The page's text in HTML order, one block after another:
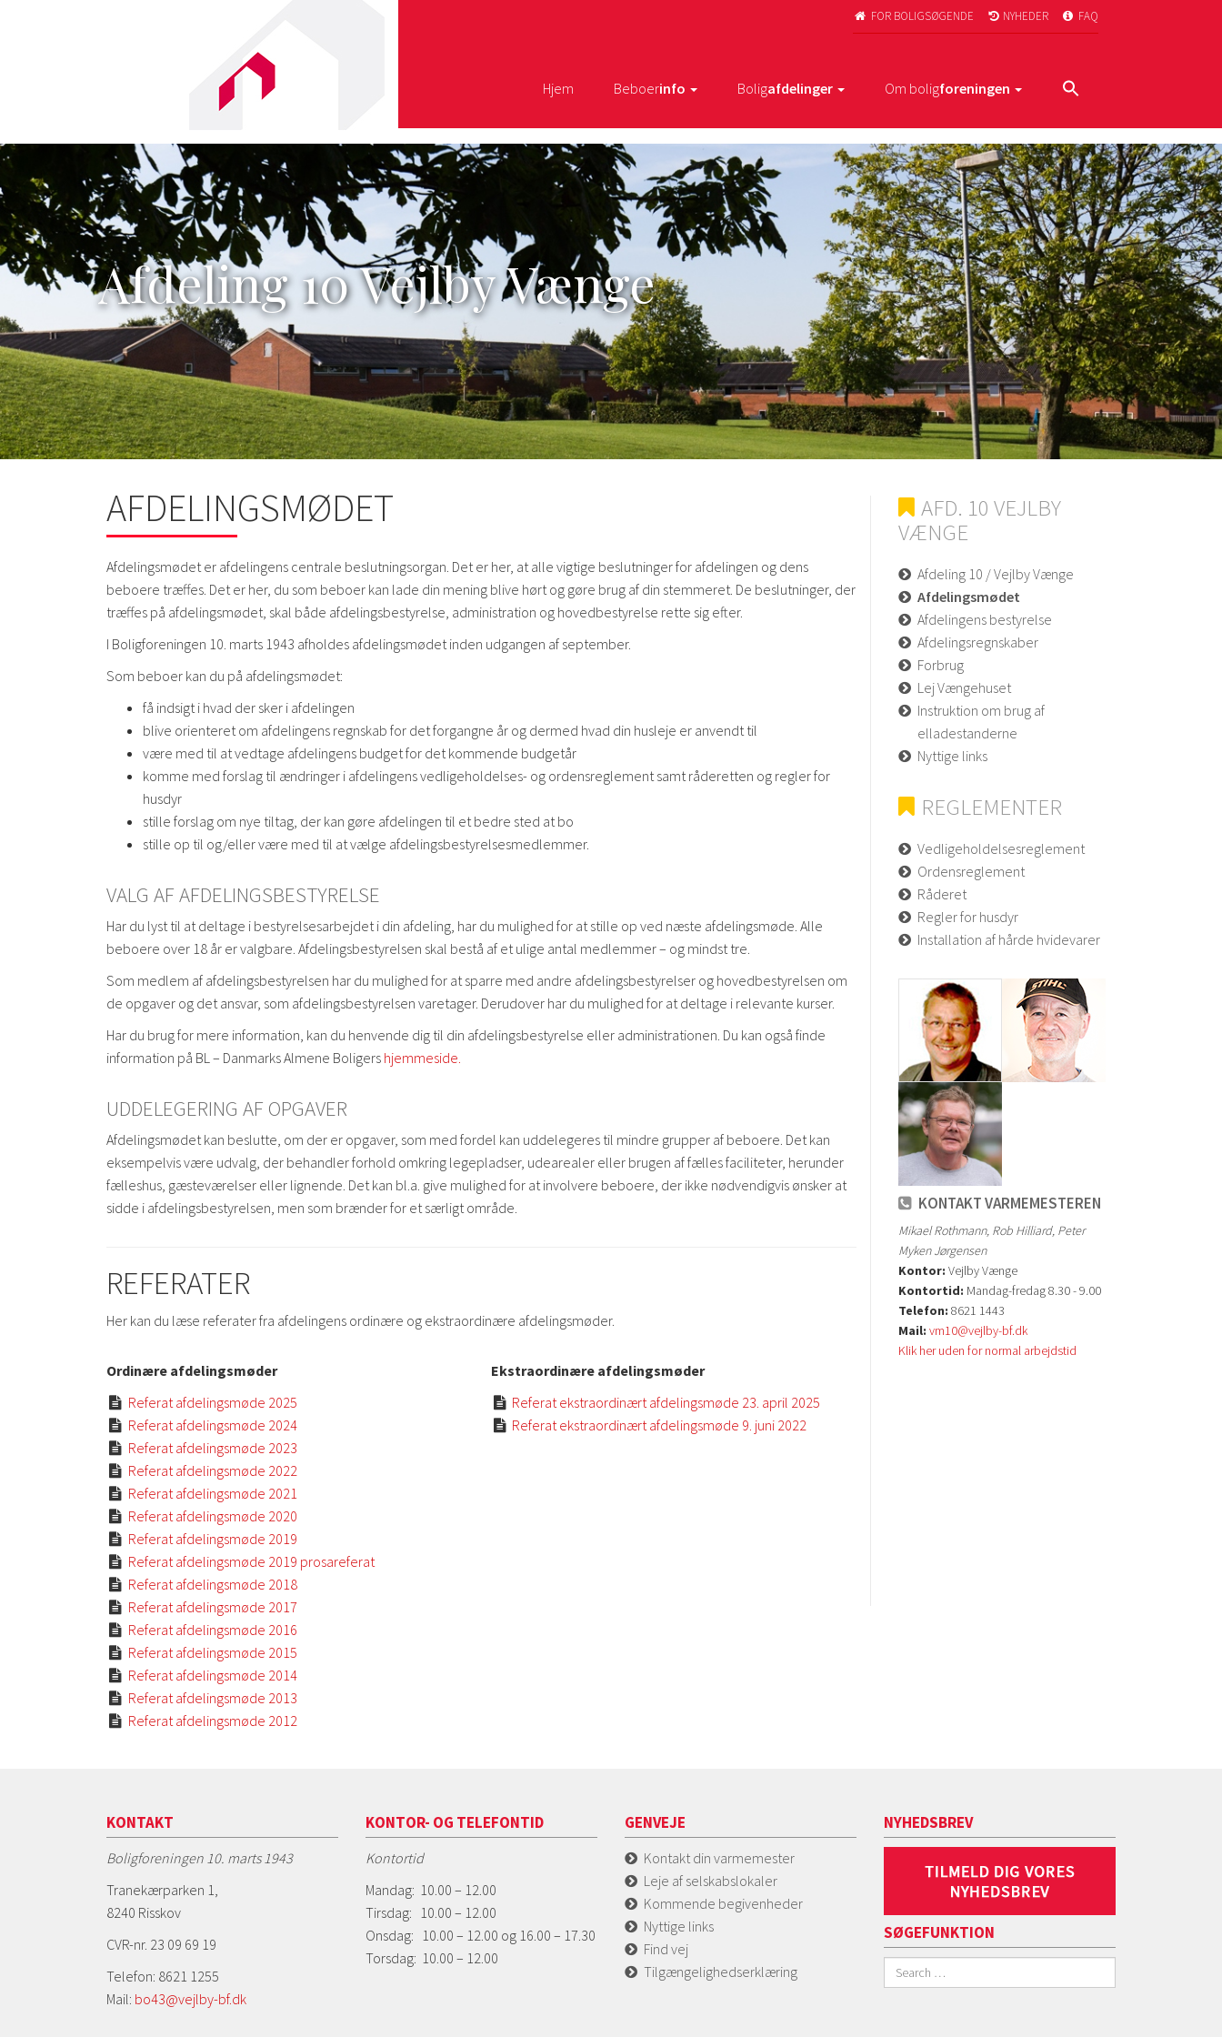
 FOR BOLIGSØGENDE  NYHEDER  FAQ
Hjem Beboerinfo Boligafdelinger Om boligforeningen
Afdeling 10 Vejlby Vænge
AFDELINGSMØDET
Afdelingsmødet er afdelingens centrale beslutningsorgan. Det er her, at alle vigtige beslutninger for afdelingen og dens
beboere træffes. Det er her, du som beboer kan lade din mening blive hørt og gøre brug af din stemmeret. De beslutninger, der
træffes på afdelingsmødet, skal både afdelingsbestyrelse, administration og hovedbestyrelse rette sig efter.
I Boligforeningen 10. marts 1943 afholdes afdelingsmødet inden udgangen af september.
Som beboer kan du på afdelingsmødet:
få indsigt i hvad der sker i afdelingen
blive orienteret om afdelingens regnskab for det forgangne år og dermed hvad din husleje er anvendt til
være med til at vedtage afdelingens budget for det kommende budgetår
komme med forslag til ændringer i afdelingens vedligeholdelses- og ordensreglement samt råderetten og regler for
husdyr
stille forslag om nye tiltag, der kan gøre afdelingen til et bedre sted at bo
stille op til og/eller være med til at vælge afdelingsbestyrelsesmedlemmer.
VALG AF AFDELINGSBESTYRELSE
Har du lyst til at deltage i bestyrelsesarbejdet i din afdeling, har du mulighed for at stille op ved næste afdelingsmøde. Alle
beboere over 18 år er valgbare. Afdelingsbestyrelsen skal bestå af et ulige antal medlemmer – og mindst tre.
Som medlem af afdelingsbestyrelsen har du mulighed for at sparre med andre afdelingsbestyrelser og hovedbestyrelsen om
de opgaver og det ansvar, som afdelingsbestyrelsen varetager. Derudover har du mulighed for at deltage i relevante kurser.
Har du brug for mere information, kan du henvende dig til din afdelingsbestyrelse eller administrationen. Du kan også finde
information på BL – Danmarks Almene Boligers hjemmeside.
UDDELEGERING AF OPGAVER
Afdelingsmødet kan beslutte, om der er opgaver, som med fordel kan uddelegeres til mindre grupper af beboere. Det kan
eksempelvis være udvalg, der behandler forhold omkring legepladser, udearealer eller brugen af fælles faciliteter, herunder
fælleshus, gæsteværelser eller lignende. Det kan bl.a. give mulighed for at involvere beboere, der ikke nødvendigvis ønsker at
sidde i afdelingsbestyrelsen, men som brænder for et særligt område.
REFERATER
Her kan du læse referater fra afdelingens ordinære og ekstraordinære afdelingsmøder.
Ordinære afdelingsmøder
 Referat afdelingsmøde 2025
 Referat afdelingsmøde 2024
 Referat afdelingsmøde 2023
 Referat afdelingsmøde 2022
 Referat afdelingsmøde 2021
 Referat afdelingsmøde 2020
 Referat afdelingsmøde 2019
 Referat afdelingsmøde 2019 prosareferat
 Referat afdelingsmøde 2018
 Referat afdelingsmøde 2017
 Referat afdelingsmøde 2016
 Referat afdelingsmøde 2015
 Referat afdelingsmøde 2014
 Referat afdelingsmøde 2013
 Referat afdelingsmøde 2012
Ekstraordinære afdelingsmøder
 Referat ekstraordinært afdelingsmøde 23. april 2025
 Referat ekstraordinært afdelingsmøde 9. juni 2022
AFD. 10 VEJLBY
VÆNGE
Afdeling 10 / Vejlby Vænge
Afdelingsmødet
Afdelingens bestyrelse
Afdelingsregnskaber
Forbrug
Lej Vængehuset
Instruktion om brug af
elladestanderne
Nyttige links
REGLEMENTER
Vedligeholdelsesreglement
Ordensreglement
Råderet
Regler for husdyr
Installation af hårde hvidevarer
KONTAKT VARMEMESTEREN
Mikael Rothmann, Rob Hilliard, Peter
Myken Jørgensen
Kontor: Vejlby Vænge
Kontortid: Mandag-fredag 8.30 - 9.00
Telefon: 8621 1443
Mail: vm10@vejlby-bf.dk
Klik her uden for normal arbejdstid
KONTAKT
Boligforeningen 10. marts 1943
Tranekærparken 1,
8240 Risskov
CVR-nr. 23 09 69 19
Telefon: 8621 1255
Mail: bo43@vejlby-bf.dk
KONTOR- OG TELEFONTID
Kontortid
Mandag: 10.00 – 12.00
Tirsdag: 10.00 – 12.00
Onsdag: 10.00 – 12.00 og 16.00 – 17.30
Torsdag: 10.00 – 12.00
GENVEJE
Kontakt din varmemester
Leje af selskabslokaler
Kommende begivenheder
Nyttige links
Find vej
Tilgængelighedserklæring
NYHEDSBREV
SØGEFUNKTION